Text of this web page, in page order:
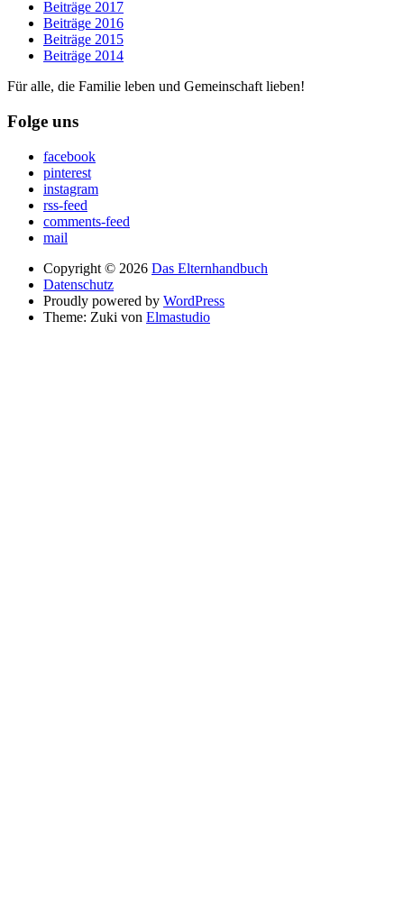
Beiträge 2017
Beiträge 2016
Beiträge 2015
Beiträge 2014
Für alle, die Familie leben und Gemeinschaft lieben!
Folge uns
facebook
pinterest
instagram
rss-feed
comments-feed
mail
Copyright © 2026 Das Elternhandbuch
Datenschutz
Proudly powered by WordPress
Theme: Zuki von Elmastudio